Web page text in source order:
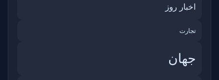
اخبار روز
تجارت
جهان